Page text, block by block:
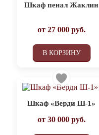
Шкаф пенал Жаклин
от 27 000руб.
В КОРЗИНУ
Шкаф «Верди Ш-1»
от 30 000руб.